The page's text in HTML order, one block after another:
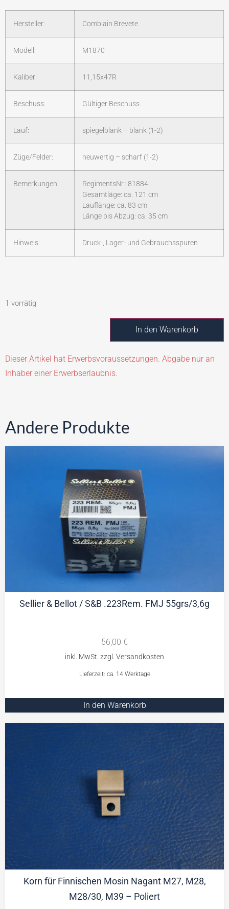
Hersteller: Comblain Brevete
Modell: M1870
Kaliber: 11,15x47R
Beschuss: Gültiger Beschuss
Lauf: spiegelblank – blank (1-2)
Züge/Felder: neuwertig – scharf (1-2)
Bemerkungen:
RegimentsNr.: 81884
Gesamtläge: ca. 121 cm
Lauflänge: ca. 83 cm
Länge bis Abzug: ca. 35 cm
Hinweis: Druck-, Lager- und Gebrauchsspuren
1 vorrätig
In den Warenkorb
Dieser Artikel hat Erwerbsvoraussetzungen. Abgabe nur an
Inhaber einer Erwerbserlaubnis.
Andere Produkte
Sellier & Bellot / S&B .223Rem. FMJ 55grs/3,6g
56,00 €
Lieferzeit: ca. 14 Werktage
In den Warenkorb
Korn für Finnischen Mosin Nagant M27, M28,
M28/30, M39 – Poliert